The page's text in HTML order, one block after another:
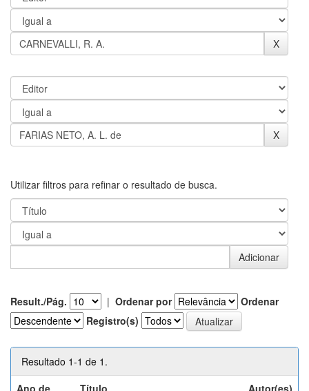
Utilizar filtros para refinar o resultado de busca.
Result./Pág. | Ordenar por
Ordenar
Registro(s)
Resultado 1-1 de 1.
Ano de
Título Autor(es)